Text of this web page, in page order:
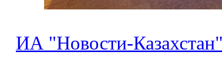
ИА "Новости-